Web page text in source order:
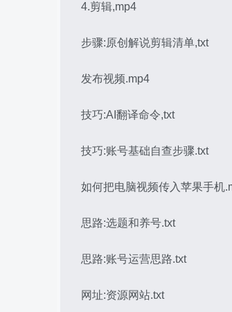
4.剪辑,mp4
步骤:原创解说剪辑清单,txt
发布视频.mp4
技巧:AI翻译命令,txt
技巧:账号基础自查步骤.txt
如何把电脑视频传入苹果手机
思路:选题和养号.txt
思路:账号运营思路.txt
网址:资源网站.txt